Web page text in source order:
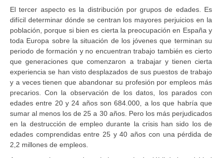
El tercer aspecto es la distribución por grupos de edades. Es
difícil determinar dónde se centran los mayores perjuicios en la
población, porque si bien es cierta la preocupación en España y
toda Europa sobre la situación de los jóvenes que terminan su
periodo de formación y no encuentran trabajo también es cierto
que generaciones que comenzaron a trabajar y tienen cierta
experiencia se han visto desplazados de sus puestos de trabajo
y a veces tienen que abandonar su profesión por empleos más
precarios. Con la observación de los datos, los parados con
edades entre 20 y 24 años son 684.000, a los que habría que
sumar al menos los de 25 a 30 años. Pero los más perjudicados
en la destrucción de empleo durante la crisis han sido los de
edades comprendidas entre 25 y 40 años con una pérdida de
2,2 millones de empleos.